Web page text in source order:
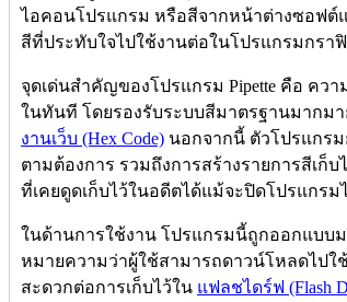
ไอคอนโปรแกรม หรือสีจากหน้าต่างซอฟต์
สีที่ประทับใจไปใช้งานต่อในโปรแกรมกรา
จุดเด่นสำคัญของโปรแกรม Pipette คือ คว
ในทันที โดยรองรับระบบสีมาตรฐานมากมา
งานเว็บ (Hex Code) นอกจากนี้ ตัวโปรแกร
ตามต้องการ รวมถึงการสร้างรายการสีเก็
ที่เคยดูดเก็บไว้ในอดีตได้แม้จะปิดโปรแกรม
ในด้านการใช้งาน โปรแกรมนี้ถูกออกแบบม
หมายความว่าผู้ใช้สามารถดาวน์โหลดไปใ
สะดวกต่อการเก็บไว้ใน แฟลชไดร์ฟ (Flash